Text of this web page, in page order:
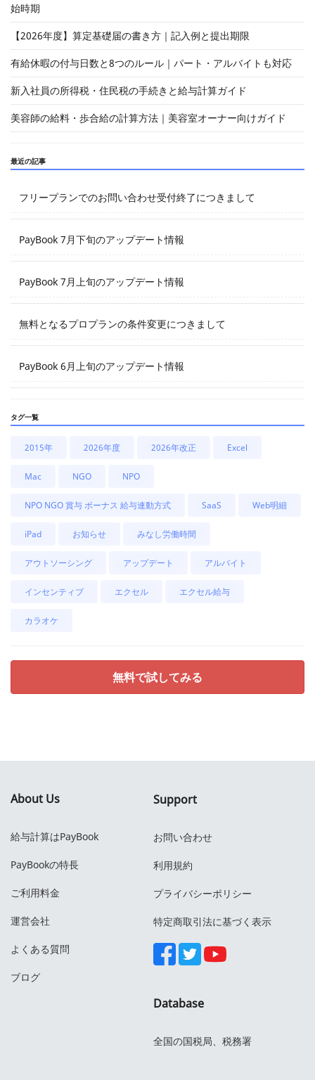
始時期
【2026年度】算定基礎届の書き方｜記入例と提出期限
有給休暇の付与日数と8つのルール｜パート・アルバイトも対応
新入社員の所得税・住民税の手続きと給与計算ガイド
美容師の給料・歩合給の計算方法｜美容室オーナー向けガイド
最近の記事
フリープランでのお問い合わせ受付終了につきまして
PayBook 7月下旬のアップデート情報
PayBook 7月上旬のアップデート情報
無料となるプロプランの条件変更につきまして
PayBook 6月上旬のアップデート情報
タグ一覧
2015年 2026年度 2026年改正 Excel
Mac NGO NPO
NPO NGO 賞与 ボーナス 給与連動方式 SaaS Web明細
iPad お知らせ みなし労働時間
アウトソーシング アップデート アルバイト
インセンティブ エクセル エクセル給与
カラオケ
無料で試してみる
About Us
給与計算はPayBook
PayBookの特長
ご利用料金
運営会社
よくある質問
ブログ
Support
お問い合わせ
利用規約
プライバシーポリシー
特定商取引法に基づく表示
Database
全国の国税局、税務署